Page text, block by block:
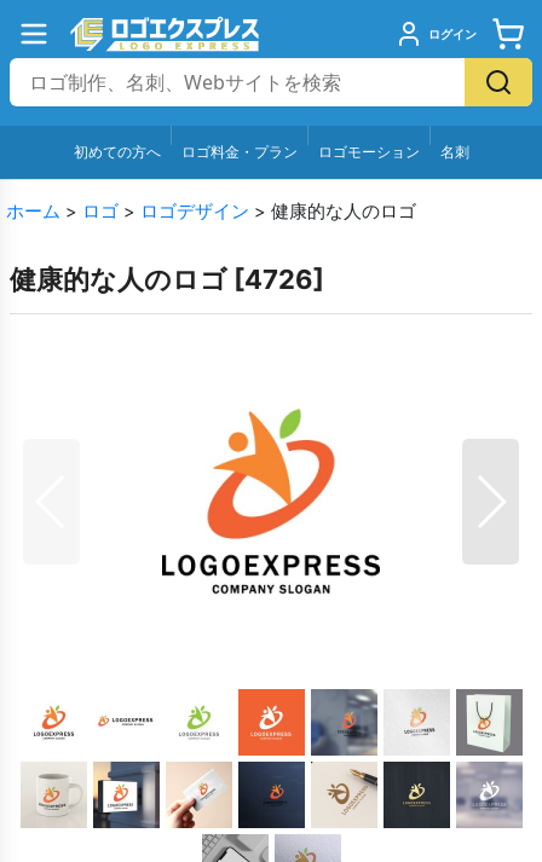
ログイン
初めての方へ ロゴ料金・プラン ロゴモーション 名刺
ホーム > ロゴ > ロゴデザイン > 健康的な人のロゴ
健康的な人のロゴ [4726]